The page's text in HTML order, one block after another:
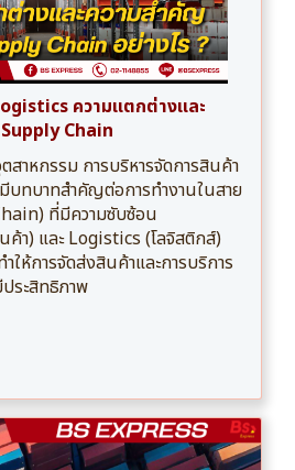
ความแตกต่างและ
Chain
สาหกรรม การบริหารจัดการสินค้า
บทบาทสำคัญต่อการทำงานในสาย
ที่มีความซับซ้อน
า) และ Logistics (โลจิสติกส์)
ห้การจัดส่งสินค้าและการบริการ
ระสิทธิภาพ